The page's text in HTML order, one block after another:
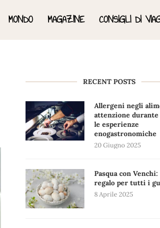
MONDO MAGAZINE CONSIGLI DI
RECENT POSTS
Allergeni negli
attenzione
le esperienze
enogastronomiche
20 Giugno 2025
Pasqua con Venchi:
regalo per tutti i
8 Aprile 2025